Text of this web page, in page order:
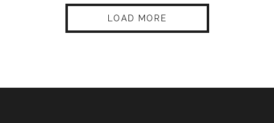
LOAD MORE